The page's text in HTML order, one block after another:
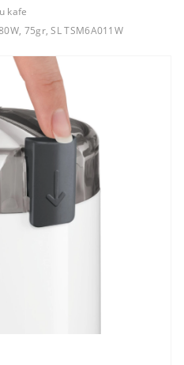
kafe
75gr, SL TSM6A011W